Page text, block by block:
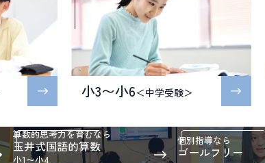
小3〜小6＜中学受験＞
算数的思考力を育むなら
玉井式国語的算数
小1〜小4
個別指導なら
ゴールフリー